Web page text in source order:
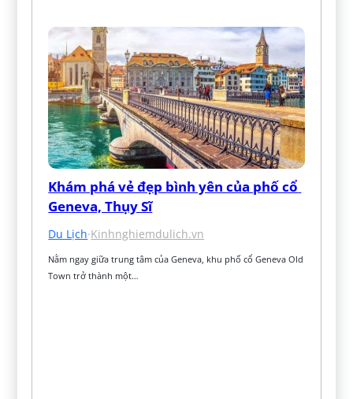
Khám phá vẻ đẹp bình yên của phố cổ
Geneva, Thụy Sĩ
Du Lịch·Kinhnghiemdulich.vn
Nằm ngay giữa trung tâm của Geneva, khu phố cổ Geneva Old
Town trở thành một…